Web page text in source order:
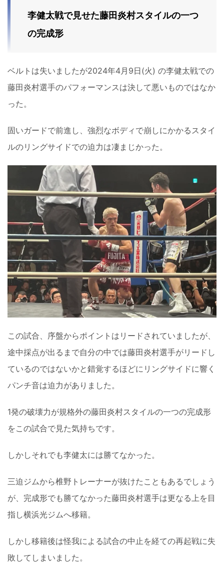
李健太戦で見せた藤田炎村スタイルの一つ
の完成形
ベルトは失いましたが2024年4月9日(火) の李健太戦での
藤田炎村選手のパフォーマンスは決して悪いものではなか
った。
固いガードで前進し、強烈なボディで崩しにかかるスタイ
ルのリングサイドでの迫力は凄まじかった。
この試合、序盤からポイントはリードされていましたが、
途中採点が出るまで自分の中では藤田炎村選手がリードし
ているのではないかと錯覚するほどにリングサイドに響く
パンチ音は迫力がありました。
1発の破壊力が規格外の藤田炎村スタイルの一つの完成形
をこの試合で見た気持ちです。
しかしそれでも李健太には勝てなかった。
三迫ジムから椎野トレーナーが抜けたこともあるでしょう
が、完成形でも勝てなかった藤田炎村選手は更なる上を目
指し横浜光ジムへ移籍。
しかし移籍後は怪我による試合の中止を経ての再起戦に失
敗してしまいました。